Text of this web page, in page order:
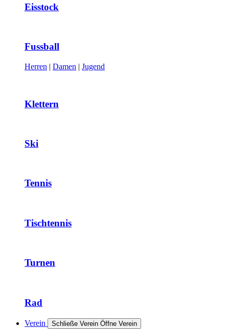
Eisstock
Fussball
Herren | Damen | Jugend
Klettern
Ski
Tennis
Tischtennis
Turnen
Rad
Verein Schließe Verein Öffne Verein